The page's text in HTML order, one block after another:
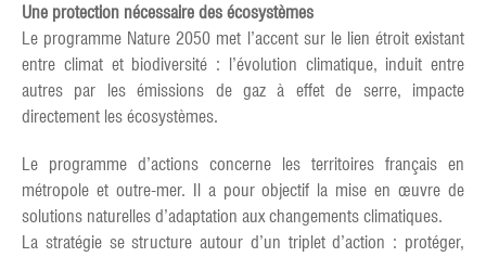
Une protection nécessaire des écosystèmes
Le programme Nature 2050 met l’accent sur le lien étroit existant
entre climat et biodiversité : l’évolution climatique, induit entre
autres par les émissions de gaz à effet de serre, impacte
directement les écosystèmes.
Le programme d’actions concerne les territoires français en
métropole et outre-mer. Il a pour objectif la mise en œuvre de
solutions naturelles d’adaptation aux changements climatiques.
La stratégie se structure autour d’un triplet d’action : protéger,